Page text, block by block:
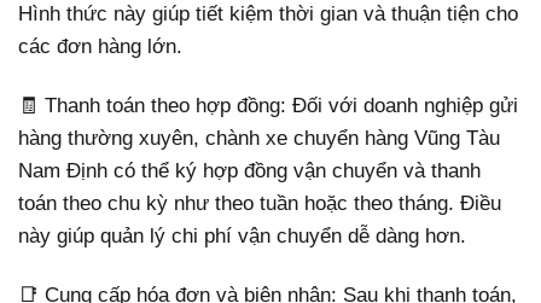
Hình thức này giúp tiết kiệm thời gian và thuận tiện cho
các đơn hàng lớn.
🧾 Thanh toán theo hợp đồng: Đối với doanh nghiệp gửi
hàng thường xuyên, chành xe chuyển hàng Vũng Tàu
Nam Định có thể ký hợp đồng vận chuyển và thanh
toán theo chu kỳ như theo tuần hoặc theo tháng. Điều
này giúp quản lý chi phí vận chuyển dễ dàng hơn.
📑 Cung cấp hóa đơn và biên nhận: Sau khi thanh toán,